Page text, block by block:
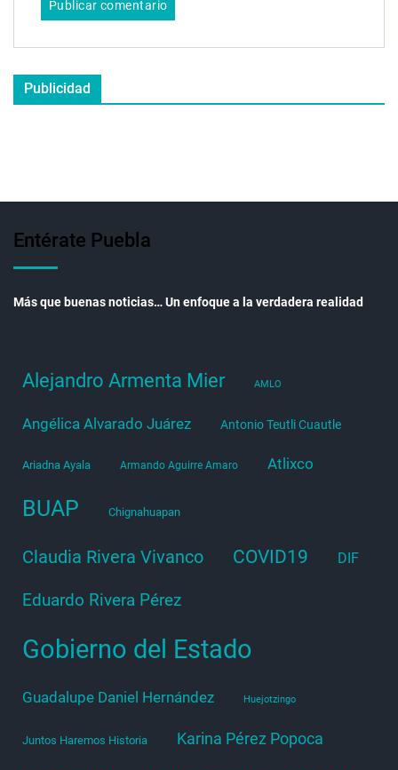
Publicidad
Entérate Puebla
Más que buenas noticias… Un enfoque a la verdadera realidad
Alejandro Armenta Mier AMLO
Angélica Alvarado Juárez Antonio Teutli Cuautle
Ariadna Ayala Armando Aguirre Amaro Atlixco
BUAP Chignahuapan
Claudia Rivera Vivanco COVID19 DIF
Eduardo Rivera Pérez
Gobierno del Estado
Guadalupe Daniel Hernández Huejotzingo
Juntos Haremos Historia Karina Pérez Popoca